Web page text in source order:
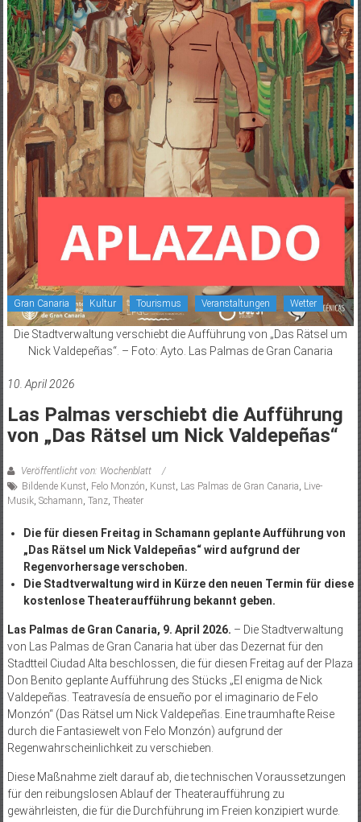
Gran Canaria Kultur Tourismus Veranstaltungen Wetter
Die Stadtverwaltung verschiebt die Aufführung von „Das Rätsel um
Nick Valdepeñas“. – Foto: Ayto. Las Palmas de Gran Canaria
10. April 2026
Las Palmas verschiebt die Aufführung
von „Das Rätsel um Nick Valdepeñas“
Veröffentlicht von: Wochenblatt
Bildende Kunst, Felo Monzón, Kunst, Las Palmas de Gran Canaria, Live-
Musik, Schamann, Tanz, Theater
Die für diesen Freitag in Schamann geplante Aufführung von
„Das Rätsel um Nick Valdepeñas“ wird aufgrund der
Regenvorhersage verschoben.
Die Stadtverwaltung wird in Kürze den neuen Termin für diese
kostenlose Theateraufführung bekannt geben.
Las Palmas de Gran Canaria, 9. April 2026. – Die Stadtverwaltung
von Las Palmas de Gran Canaria hat über das Dezernat für den
Stadtteil Ciudad Alta beschlossen, die für diesen Freitag auf der Plaza
Don Benito geplante Aufführung des Stücks „El enigma de Nick
Valdepeñas. Teatravesía de ensueño por el imaginario de Felo
Monzón“ (Das Rätsel um Nick Valdepeñas. Eine traumhafte Reise
durch die Fantasiewelt von Felo Monzón) aufgrund der
Regenwahrscheinlichkeit zu verschieben.
Diese Maßnahme zielt darauf ab, die technischen Voraussetzungen
für den reibungslosen Ablauf der Theateraufführung zu
gewährleisten, die für die Durchführung im Freien konzipiert wurde.